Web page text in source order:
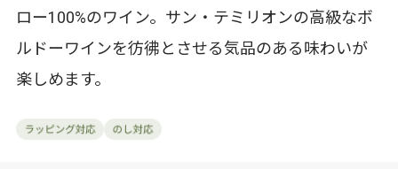
ロー100%のワイン。サン・テミリオンの高級なボ
ルドーワインを彷彿とさせる気品のある味わいが
楽しめます。